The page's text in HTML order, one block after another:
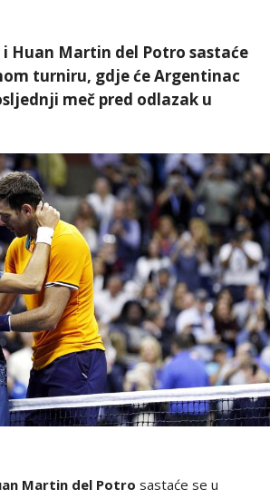
Huan Martin del Potro sastaće
turniru, gdje će Argentinac
meč pred odlazak u
Martin del Potro sastaće se u